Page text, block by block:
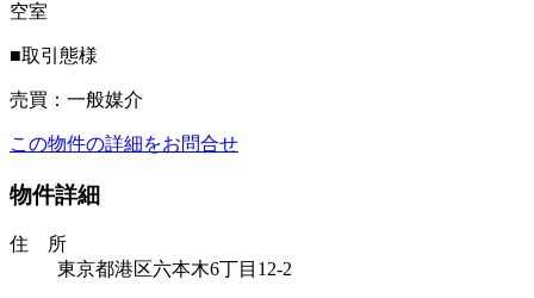
空室
■取引態様
売買：一般媒介
この物件の詳細をお問合せ
物件詳細
住 所
東京都港区六本木6丁目12-2